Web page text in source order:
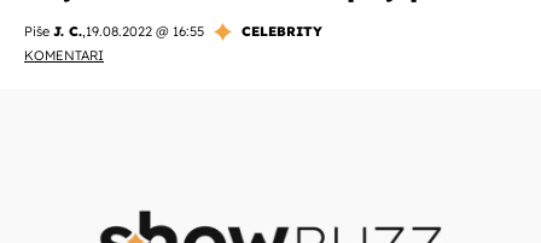
Piše J. C.,19.08.2022 @ 16:55
CELEBRITY
KOMENTARI